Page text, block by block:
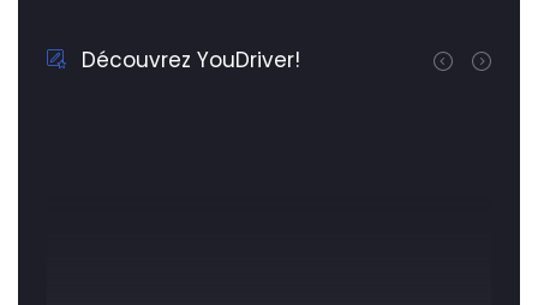
Découvrez YouDriver!